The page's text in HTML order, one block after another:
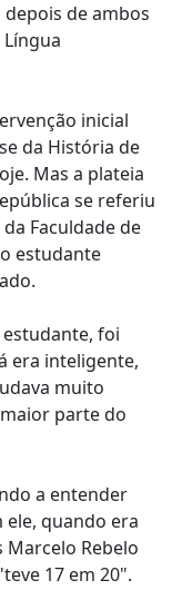
de ambos
inicial
da História de
Mas a plateia
se referiu
Faculdade de
estudante
foi
era inteligente,
muito
parte do
a entender
ele, quando era
Rebelo
17 em 20".